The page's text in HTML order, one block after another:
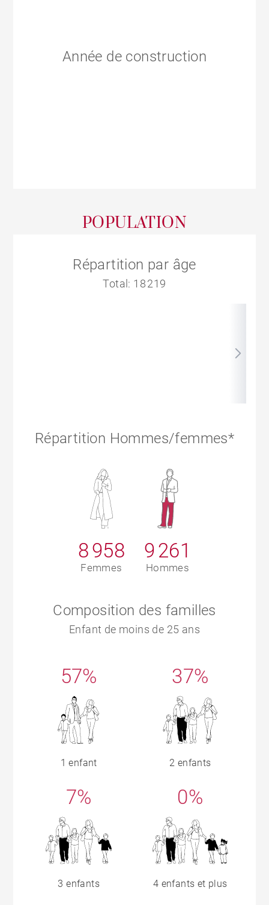
Année de construction
POPULATION
Répartition par âge
Total: 18 219
Répartition Hommes/femmes*
8 958
Femmes
9 261
Hommes
Composition des familles
Enfant de moins de 25 ans
57%
1 enfant
37%
2 enfants
7%
3 enfants
0%
4 enfants et plus